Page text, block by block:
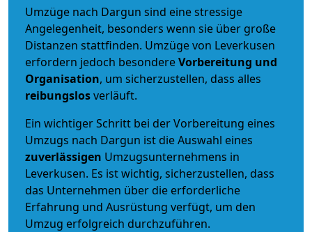
Umzüge nach Dargun sind eine stressige
Angelegenheit, besonders wenn sie über große
Distanzen stattfinden. Umzüge von Leverkusen
erfordern jedoch besondereVorbereitung und
Organisation, um sicherzustellen, dass alles
reibungslosverläuft.
Ein wichtiger Schritt bei der Vorbereitung eines
Umzugs nach Dargun ist die Auswahl eines
zuverlässigen Umzugsunternehmens in
Leverkusen. Es ist wichtig, sicherzustellen, dass
das Unternehmen über die erforderliche
Erfahrung und Ausrüstung verfügt, um den
Umzug erfolgreich durchzuführen.